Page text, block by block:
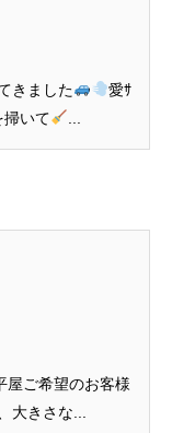
きました
愛ｻ
掃いて
屋ご希望のお客様
大きさな...